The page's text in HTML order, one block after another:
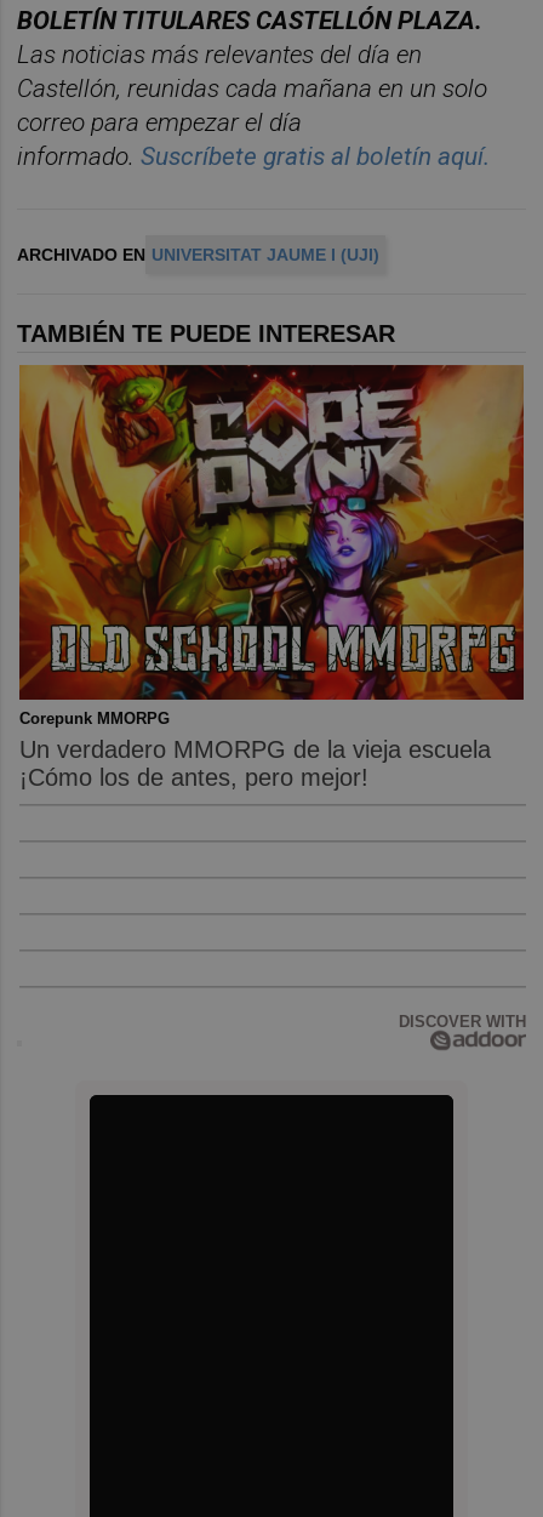
BOLETÍN TITULARES CASTELLÓN PLAZA.
Las noticias más relevantes del día en
Castellón, reunidas cada mañana en un solo
correo para empezar el día
informado. Suscríbete gratis al boletín aquí.
ARCHIVADO EN UNIVERSITAT JAUME I (UJI)
TAMBIÉN TE PUEDE INTERESAR
Corepunk MMORPG
Un verdadero MMORPG de la vieja escuela
¡Cómo los de antes, pero mejor!
DISCOVER WITH